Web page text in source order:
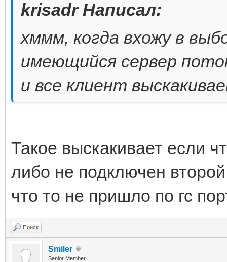
krisadr Написал:
хммм, когда вхожу в
имеющийся сервер
и все клиент
Такое выскакивает если
либо не подключен
что то не пришло по гс
Поиск
Smiler
Senior Member